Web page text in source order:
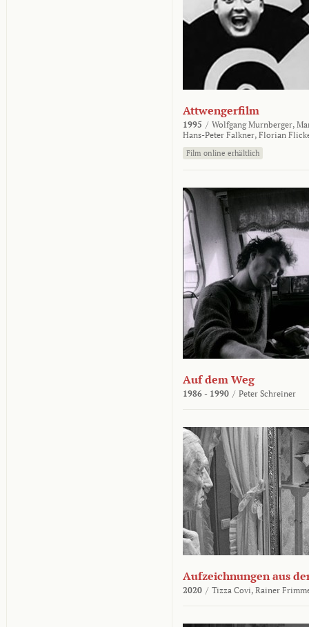
Attwengerfilm
1995 / Wolfgang Murnberger,
Hans-Peter Falkner, Florian
Film online erhältlich
Auf dem Weg
1986 - 1990 / Peter Schreiner
Aufzeichnungen aus
2020 / Tizza Covi, Rainer